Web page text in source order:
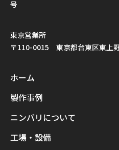
号
東京営業所
〒110-0015 東京都台東区東上
ホーム
製作事例
ニンバリについて
工場・設備